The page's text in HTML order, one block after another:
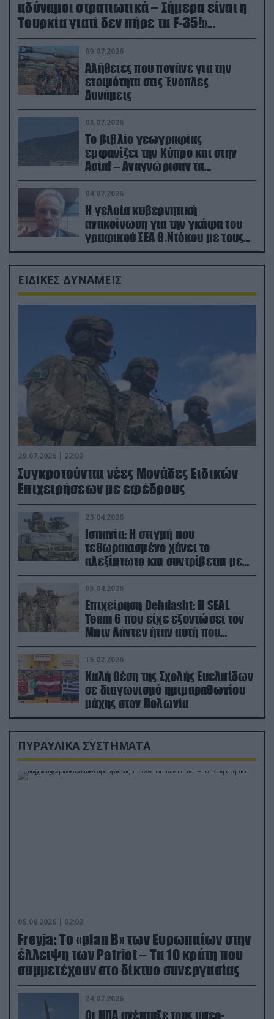
αδύναμοι στρατιωτικά – Σήμερα είναι η
Τουρκία γιατί δεν πήρε τα F-35!»
(βίντεο)
09.07.2026
Αλήθειες που πονάνε για την
ετοιμότητα στις Ένοπλες
Δυνάμεις
08.07.2026
Το βιβλίο γεωγραφίας
εμφανίζει την Κύπρο και στην
Ασία! – Αναγνώρισαν τα
κατεχόμενα; (φωτο)
04.07.2026
Η γελοία κυβερνητική
ανακοίνωση για την γκάφα του
γραφικού ΣΕΑ Θ.Ντόκου με τους
Ρώσους φαρσέρ
ΕΙΔΙΚΕΣ ΔΥΝΑΜΕΙΣ
29.07.2026 | 22:02
Συγκροτούνται νέες Μονάδες Ειδικών
Επιχειρήσεων με εφέδρους
23.04.2026
Ισπανία: Η στιγμή που
τεθωρακισμένο χάνει το
αλεξίπτωτο και συντρίβεται με
ορμή στο έδαφος (βίντεο)
05.04.2026
Επιχείρηση Dehdasht: Η SEAL
Team 6 που είχε εξοντώσει τον
Μπιν Λάντεν ήταν αυτή που
διέσωσε τον πιλότο του F-15
15.02.2026
Καλή θέση της Σχολής Ευελπίδων
σε διαγωνισμό ημιμαραθωνίου
μάχης στον Πολωνία
ΠΥΡΑΥΛΙΚΑ ΣΥΣΤΗΜΑΤΑ
05.08.2026 | 02:02
Freyja: Το «plan Β» των Ευρωπαίων στην
έλλειψη των Patriot – Τα 10 κράτη που
συμμετέχουν στο δίκτυο συνεργασίας
24.07.2026
Οι ΗΠΑ ανέπτυξε τους υπερ-